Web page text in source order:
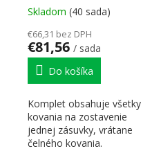
tmavosivá OG, Inserta,
Skladom (40 sada)
€66,31 bez DPH
€81,56 / sada
Do košíka
Komplet obsahuje všetky
kovania na zostavenie
jednej zásuvky, vrátane
čelného kovania.